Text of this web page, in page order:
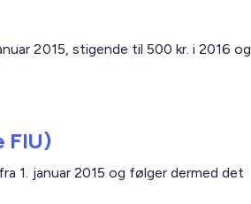
2015, stigende til 500 kr. i 2016 og
FIU)
1. januar 2015 og følger dermed det